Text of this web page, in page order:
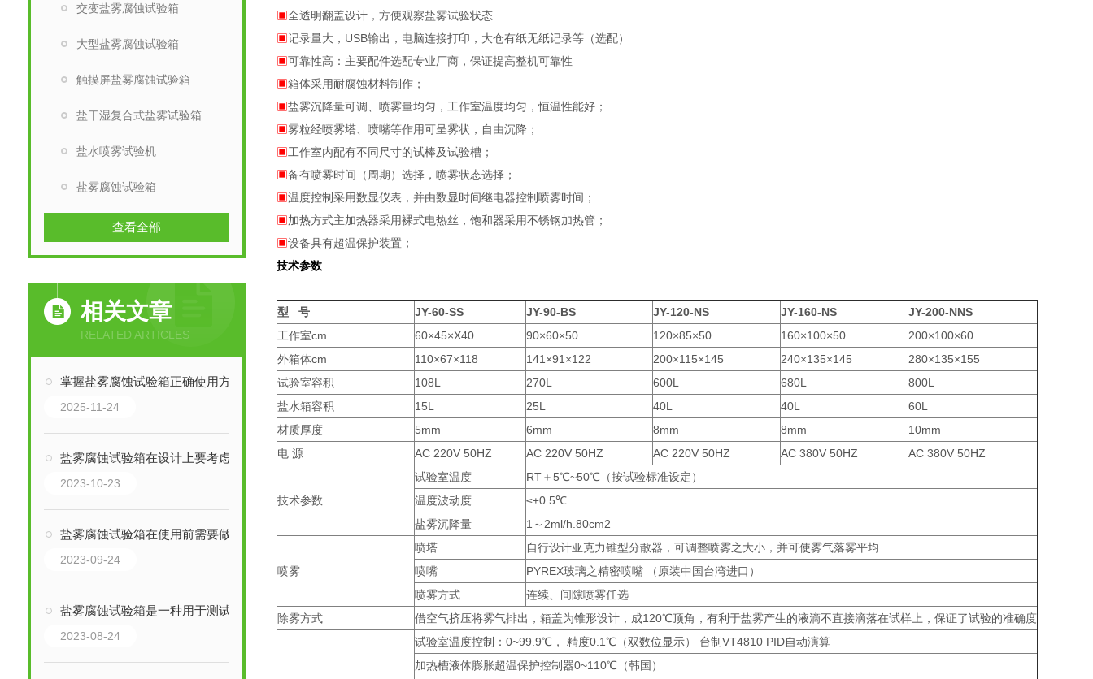
交变盐雾腐蚀试验箱
大型盐雾腐蚀试验箱
触摸屏盐雾腐蚀试验箱
盐干湿复合式盐雾试验箱
盐水喷雾试验机
盐雾腐蚀试验箱
查看全部
相关文章
RELATED ARTICLES
掌握盐雾腐蚀试验箱正确使用方法是保障测试科学性与重现性的关键
2025-11-24
盐雾腐蚀试验箱在设计上要考虑防爆和安全性
2023-10-23
盐雾腐蚀试验箱在使用前需要做好设备的检查和维护
2023-09-24
盐雾腐蚀试验箱是一种用于测试材料耐腐蚀性能的实验设备
2023-08-24
▣全透明翻盖设计，方便观察盐雾试验状态
▣记录量大，USB输出，电脑连接打印，大仓有纸无纸记录等（选配）
▣可靠性高：主要配件选配专业厂商，保证提高整机可靠性
▣箱体采用耐腐蚀材料制作；
▣盐雾沉降量可调、喷雾量均匀，工作室温度均匀，恒温性能好；
▣雾粒经喷雾塔、喷嘴等作用可呈雾状，自由沉降；
▣工作室内配有不同尺寸的试棒及试验槽；
▣备有喷雾时间（周期）选择，喷雾状态选择；
▣温度控制采用数显仪表，并由数显时间继电器控制喷雾时间；
▣加热方式主加热器采用裸式电热丝，饱和器采用不锈钢加热管；
▣设备具有超温保护装置；
技术参数
型 号 JY-60-SS JY-90-BS JY-120-NS JY-160-NS
JY-200-NNS
工作室cm
60×45×X40 90×60×50 120×85×50 160×100×50
200×100×60
外箱体cm
110×67×118 141×91×122 200×115×145 240×135×145
280×135×155
试验室容积
108L 270L 600L 680L
800L
盐水箱容积
15L 25L 40L 40L
60L
材质厚度
5mm 6mm 8mm 8mm
10mm
电 源
AC 220V 50HZ AC 220V 50HZ AC 220V 50HZ AC 380V 50HZ AC 380V 50HZ
技术参数
试验室温度
RT＋5℃~50℃（按试验标准设定）
温度波动度
≤±0.5℃
盐雾沉降量
1～2ml/h.80cm2
喷雾
喷塔
自行设计亚克力锥型分散器，可调整喷雾之大小，并可使雾气落雾平均
喷嘴
PYREX玻璃之精密喷嘴 （原装中国台湾进口）
喷雾方式
连续、间隙喷雾任选
除雾方式
借空气挤压将雾气排出，箱盖为锥形设计，成120℃顶角，有利于盐雾产生的液滴不直接滴落在试样上，保证了试验的准确度
试验室温度控制：0~99.9℃， 精度0.1℃（双数位显示） 台制VT4810 PID自动演算
加热槽液体膨胀超温保护控制器0~110℃（韩国）